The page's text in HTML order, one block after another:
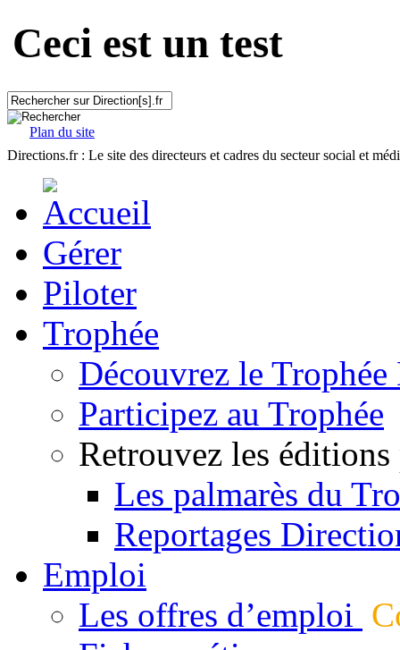
Ceci est un test
Plan du site
Directions.fr : Le site des directeurs et cadres du secteur social et
Gérer
Piloter
Trophée
Découvrez le
Participez au Trophée
Retrouvez les éditions
Les palmarès du
Reportages
Emploi
Les offres d’emploi